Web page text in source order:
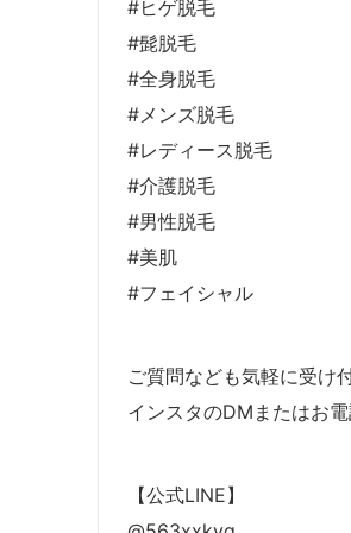
#ヒゲ脱毛
#髭脱毛
#全身脱毛
#メンズ脱毛
#レディース脱毛
#介護脱毛
#男性脱毛
#美肌
#フェイシャル
ご質問なども気軽に受け
インスタのDMまたはお
【公式LINE】